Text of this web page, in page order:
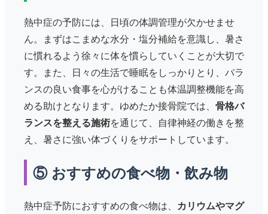
熱中症の予防には、日頃の体調管理が欠かせませ
ん。まずはこまめな水分・塩分補給を意識し、暑さ
に慣れるよう徐々に体を慣らしていくことが大切で
す。また、日々の生活で睡眠をしっかりとり、バラ
ンスの良い食事を心がけることも体温調整機能を高
める助けとなります。ゆめたか接骨院では、 骨格バ
ランスを整える施術を通じて、自律神経の働きを整
え、暑さに強い体づくりをサポートしています。
⑤ おすすめの食べ物・飲み物
熱中症予防におすすめの食べ物は、 カリウムやマグ